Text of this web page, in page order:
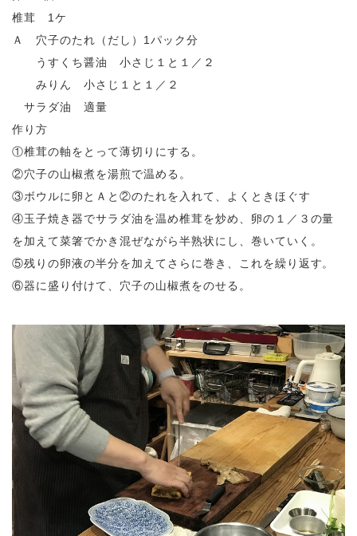
椎茸 1ケ
Ａ 穴子のたれ（だし）1パック分
うすくち醤油 小さじ１と１／２
みりん 小さじ１と１／２
サラダ油 適量
作り方
①椎茸の軸をとって薄切りにする。
②穴子の山椒煮を湯煎で温める。
③ボウルに卵とＡと②のたれを入れて、よくときほぐす
④玉子焼き器でサラダ油を温め椎茸を炒め、卵の１／３の量
を加えて菜箸でかき混ぜながら半熟状にし、巻いていく。
⑤残りの卵液の半分を加えてさらに巻き、これを繰り返す。
⑥器に盛り付けて、穴子の山椒煮をのせる。